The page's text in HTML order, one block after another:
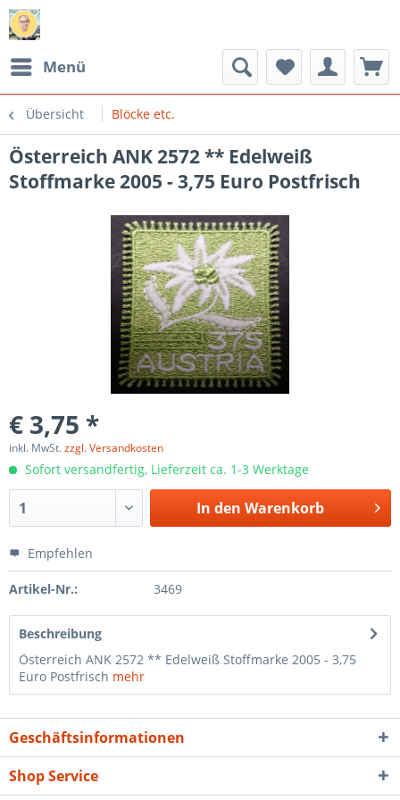
Menü
Übersicht Blöcke etc.
Österreich ANK 2572 ** Edelweiß
Stoffmarke 2005 - 3,75 Euro Postfrisch
€ 3,75 *
inkl. MwSt.zzgl. Versandkosten
Sofort versandfertig, Lieferzeit ca. 1-3 Werktage
In den Warenkorb
Empfehlen
Artikel-Nr.: 3469
Beschreibung
Österreich ANK 2572 ** Edelweiß Stoffmarke 2005 - 3,75
Euro Postfrisch mehr
Geschäftsinformationen
Shop Service